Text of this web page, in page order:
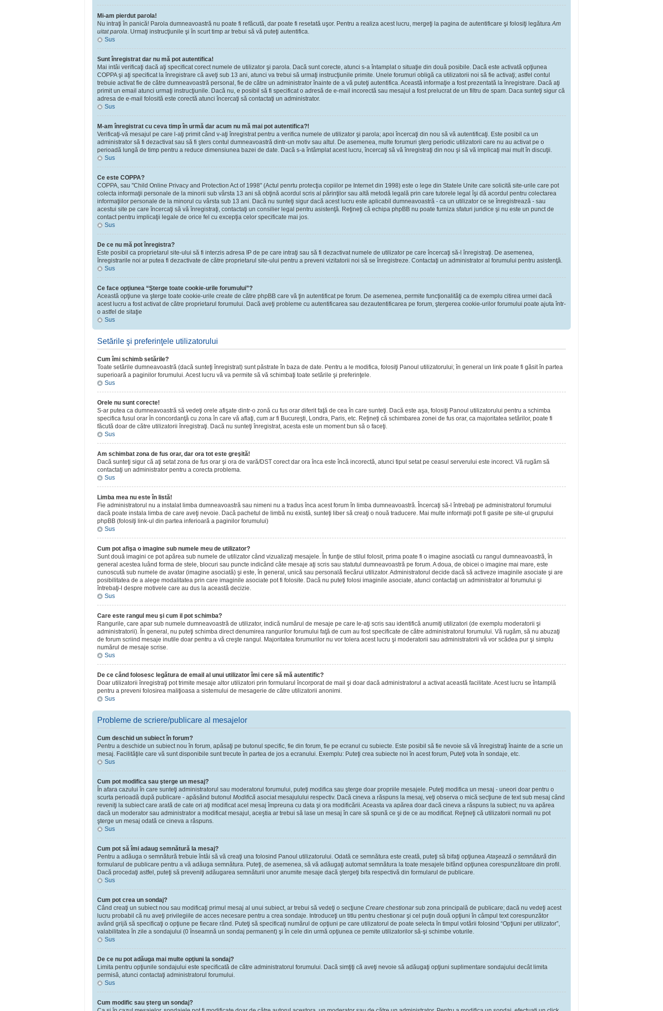
Mi-am pierdut parola!
Nu intraţi în panică! Parola dumneavoastră nu poate fi refăcută, dar poate fi resetată uşor. Pentru a realiza acest lucru, mergeţi la pagina de autentificare şi folosiţi legăturaAm
uitat parola. Urmaţi instrucţiunile şi în scurt timp ar trebui să vă puteţi autentifica.
Sus
Sunt înregistrat dar nu mă pot autentifica!
Mai intâi verificaţi dacă aţi specificat corect numele de utilizator şi parola. Dacă sunt corecte, atunci s-a întamplat o situaţie din două posibile. Dacă este activată opţiunea
COPPA şi aţi specificat la înregistrare că aveţi sub 13 ani, atunci va trebui să urmaţi instrucţiunile primite. Unele forumuri obligă ca utilizatorii noi să fie activaţi; astfel contul
trebuie activat fie de către dumneavoastră personal, fie de către un administrator înainte de a vă puteţi autentifica. Această informaţie a fost prezentată la înregistrare. Dacă aţi
primit un email atunci urmaţi instrucţiunile. Dacă nu, e posibil să fi specificat o adresă de e-mail incorectă sau mesajul a fost prelucrat de un filtru de spam. Daca sunteţi sigur că
adresa de e-mail folosită este corectă atunci încercaţi să contactaţi un administrator.
Sus
M-am înregistrat cu ceva timp în urmă dar acum nu mă mai pot autentifica?!
Verificaţi-vă mesajul pe care l-aţi primit când v-aţi înregistrat pentru a verifica numele de utilizator şi parola; apoi încercaţi din nou să vă autentificaţi. Este posibil ca un
administrator să fi dezactivat sau să fi şters contul dumneavoastră dintr-un motiv sau altul. De asemenea, multe forumuri şterg periodic utilizatorii care nu au activat pe o
perioadă lungă de timp pentru a reduce dimensiunea bazei de date. Dacă s-a întâmplat acest lucru, încercaţi să vă înregistraţi din nou şi să vă implicaţi mai mult în discuţii.
Sus
Ce este COPPA?
COPPA, sau "Child Online Privacy and Protection Act of 1998" (Actul penrtu protecţia copiilor pe Internet din 1998) este o lege din Statele Unite care solicită site-urile care pot
colecta informaţii personale de la minorii sub vârsta 13 ani să obţină acordul scris al părinţilor sau altă metodă legală prin care tutorele legal îşi dă acordul pentru colectarea
informaţiilor personale de la minorul cu vârsta sub 13 ani. Dacă nu sunteţi sigur dacă acest lucru este aplicabil dumneavoastră - ca un utilizator ce se înregistrează - sau
acestui site pe care încercaţi să vă înregistraţi, contactaţi un consilier legal pentru asistenţă. Reţineţi că echipa phpBB nu poate furniza sfaturi juridice şi nu este un punct de
contact pentru implicaţii legale de orice fel cu excepţia celor specificate mai jos.
Sus
De ce nu mă pot înregistra?
Este posibil ca proprietarul site-ului să fi interzis adresa IP de pe care intraţi sau să fi dezactivat numele de utilizator pe care încercaţi să-l înregistraţi. De asemenea,
înregistrarile noi ar putea fi dezactivate de către proprietarul site-ului pentru a preveni vizitatorii noi să se înregistreze. Contactaţi un administrator al forumului pentru asistenţă.
Sus
Ce face opţiunea “Şterge toate cookie-urile forumului”?
Această opţiune va şterge toate cookie-urile create de către phpBB care vă ţin autentificat pe forum. De asemenea, permite funcţionalităţi ca de exemplu citirea urmei dacă
acest lucru a fost activat de către proprietarul forumului. Dacă aveţi probleme cu autentificarea sau dezautentificarea pe forum, ştergerea cookie-urilor forumului poate ajuta într-
o astfel de sitaţie
Sus
Setările şi preferinţele utilizatorului
Cum îmi schimb setările?
Toate setările dumneavoastră (dacă sunteţi înregistrat) sunt păstrate în baza de date. Pentru a le modifica, folosiţi Panoul utilizatorului; în general un link poate fi găsit în partea
superioară a paginilor forumului. Acest lucru vă va permite să vă schimbaţi toate setările şi preferinţele.
Sus
Orele nu sunt corecte!
S-ar putea ca dumneavoastră să vedeţi orele afişate dintr-o zonă cu fus orar diferit faţă de cea în care sunteţi. Dacă este aşa, folosiţi Panoul utilizatorului pentru a schimba
specifica fusul orar în concordanţă cu zona în care vă aflaţi, cum ar fi Bucureşti, Londra, Paris, etc. Reţineţi că schimbarea zonei de fus orar, ca majoritatea setărilor, poate fi
făcută doar de către utilizatorii înregistraţi. Dacă nu sunteţi înregistrat, acesta este un moment bun să o faceţi.
Sus
Am schimbat zona de fus orar, dar ora tot este greşită!
Dacă sunteţi sigur că aţi setat zona de fus orar şi ora de vară/DST corect dar ora înca este încă incorectă, atunci tipul setat pe ceasul serverului este incorect. Vă rugăm să
contactaţi un administrator pentru a corecta problema.
Sus
Limba mea nu este în listă!
Fie administratorul nu a instalat limba dumneavoastră sau nimeni nu a tradus înca acest forum în limba dumneavoastră. Încercaţi să-l întrebaţi pe administratorul forumului
dacă poate instala limba de care aveţi nevoie. Dacă pachetul de limbă nu există, sunteţi liber să creaţi o nouă traducere. Mai multe informaţii pot fi gasite pe site-ul grupului
phpBB (folosiţi link-ul din partea inferioară a paginilor forumului)
Sus
Cum pot afişa o imagine sub numele meu de utilizator?
Sunt două imagini ce pot apărea sub numele de utilizator când vizualizaţi mesajele. În funţie de stilul folosit, prima poate fi o imagine asociată cu rangul dumneavoastră, în
general acestea luând forma de stele, blocuri sau puncte indicând câte mesaje aţi scris sau statutul dumneavoastră pe forum. A doua, de obicei o imagine mai mare, este
cunoscută sub numele de avatar (imagine asociată) şi este, în general, unică sau personală fiecărui utilizator. Administratorul decide dacă să activeze imaginile asociate şi are
posibilitatea de a alege modalitatea prin care imaginile asociate pot fi folosite. Dacă nu puteţi folosi imaginile asociate, atunci contactaţi un administrator al forumului şi
întrebaţi-l despre motivele care au dus la această decizie.
Sus
Care este rangul meu şi cum il pot schimba?
Rangurile, care apar sub numele dumneavoastră de utilizator, indică numărul de mesaje pe care le-aţi scris sau identifică anumiţi utilizatori (de exemplu moderatorii şi
administratorii). În general, nu puteţi schimba direct denumirea rangurilor forumului faţă de cum au fost specificate de către administratorul forumului. Vă rugăm, să nu abuzaţi
de forum scriind mesaje inutile doar pentru a vă creşte rangul. Majoritatea forumurilor nu vor tolera acest lucru şi moderatorii sau administratorii vă vor scădea pur şi simplu
numărul de mesaje scrise.
Sus
De ce când folosesc legătura de email al unui utilizator îmi cere să mă autentific?
Doar utilizatorii înregistraţi pot trimite mesaje altor utilizatori prin formularul încorporat de mail şi doar dacă administratorul a activat această facilitate. Acest lucru se întamplă
pentru a preveni folosirea maliţioasa a sistemului de mesagerie de către utilizatorii anonimi.
Sus
Probleme de scriere/publicare al mesajelor
Cum deschid un subiect în forum?
Pentru a deschide un subiect nou în forum, apăsaţi pe butonul specific, fie din forum, fie pe ecranul cu subiecte. Este posibil să fie nevoie să vă înregistraţi înainte de a scrie un
mesaj. Facilităţile care vă sunt disponibile sunt trecute în partea de jos a ecranului. Exemplu: Puteţi crea subiecte noi în acest forum, Puteţi vota în sondaje, etc.
Sus
Cum pot modifica sau şterge un mesaj?
În afara cazului în care sunteţi administratorul sau moderatorul forumului, puteţi modifica sau şterge doar propriile mesajele. Puteţi modifica un mesaj - uneori doar pentru o
scurta perioadă după publicare - apăsând butonul Modifică asociat mesajulului respectiv. Dacă cineva a răspuns la mesaj, veţi observa o mică secţiune de text sub mesaj când
reveniţi la subiect care arată de cate ori aţi modificat acel mesaj împreuna cu data şi ora modificării. Aceasta va apărea doar dacă cineva a răspuns la subiect; nu va apărea
dacă un moderator sau administrator a modificat mesajul, aceştia ar trebui să lase un mesaj în care să spună ce şi de ce au modificat. Reţineţi că utilizatorii normali nu pot
şterge un mesaj odată ce cineva a răspuns.
Sus
Cum pot să îmi adaug semnătură la mesaj?
Pentru a adăuga o semnătură trebuie întâi să vă creaţi una folosind Panoul utilizatorului. Odată ce semnătura este creată, puteţi să bifaţi opţiuneaAtaşează o semnătură din
formularul de publicare pentru a vă adăuga semnătura. Puteţi, de asemenea, să vă adăugaţi automat semnătura la toate mesajele bifând opţiunea corespunzătoare din profil.
Dacă procedaţi astfel, puteţi să preveniţi adăugarea semnăturii unor anumite mesaje dacă ştergeţi bifa respectivă din formularul de publicare.
Sus
Cum pot crea un sondaj?
Când creaţi un subiect nou sau modificaţi primul mesaj al unui subiect, ar trebui să vedeţi o secţiune Creare chestionarsub zona principală de publicare; dacă nu vedeţi acest
lucru probabil că nu aveţi privilegiile de acces necesare pentru a crea sondaje. Introduceţi un titlu pentru chestionar şi cel puţin două opţiuni în câmpul text corespunzător
având grijă să specificaţi o opţiune pe fiecare rând. Puteţi să specificaţi numărul de opţiuni pe care utilizatorul de poate selecta în timpul votării folosind “Opţiuni per utilizator”,
valabilitatea în zile a sondajului (0 înseamnă un sondaj permanent) şi în cele din urmă opţiunea ce pemite utilizatorilor să-şi schimbe voturile.
Sus
De ce nu pot adăuga mai multe opţiuni la sondaj?
Limita pentru opţiunile sondajului este specificată de către administratorul forumului. Dacă simţiţi că aveţi nevoie să adăugaţi opţiuni suplimentare sondajului decât limita
permisă, atunci contactaţi administratorul forumului.
Sus
Cum modific sau şterg un sondaj?